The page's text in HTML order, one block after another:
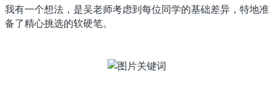
我有一个想法，是吴老师考虑到每位同学的基础差异，特地准
备了精心挑选的软硬笔。